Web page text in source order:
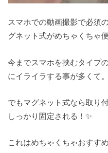
スマホでの動画撮影で必須
グネット式がめちゃくちゃ
今までスマホを挟むタイプ
にイライラする事が多くて。
でもマグネット式なら取り
しっかり固定される！✨
これはめちゃくちゃおすすめ